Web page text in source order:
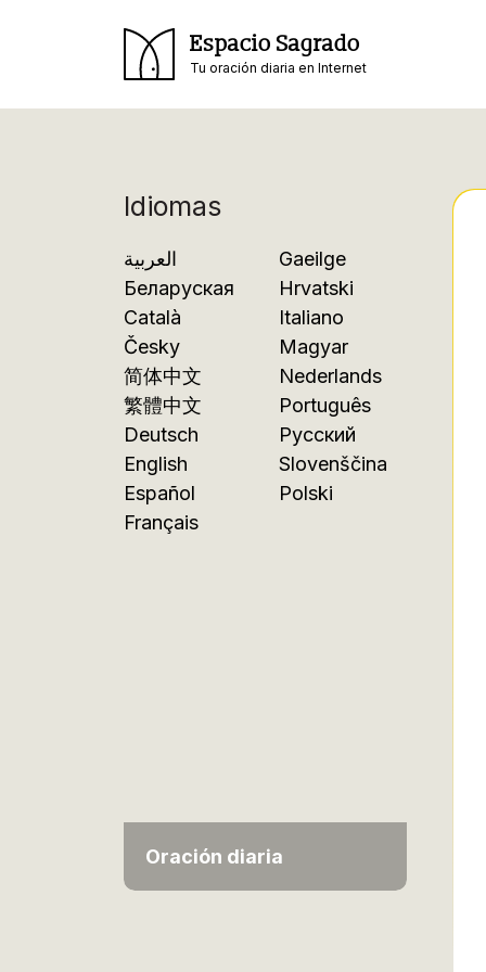
Espacio Sagrado
Tu oración diaria en Internet
Idiomas
العربية
Беларуская
Català
Česky
简体中文
繁體中文
Deutsch
English
Español
Français
Gaeilge
Hrvatski
Italiano
Magyar
Nederlands
Português
Русский
Slovenščina
Polski
Oración diaria